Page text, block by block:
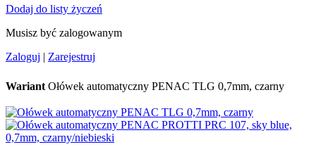
Dodaj do listy życzeń
Musisz być zalogowanym
Zaloguj | Zarejestruj
Wariant Ołówek automatyczny PENAC TLG 0,7mm, czarny